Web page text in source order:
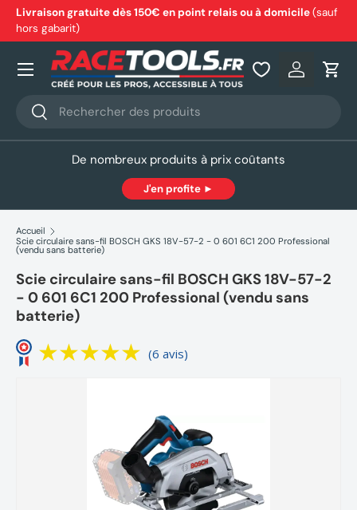
Aller au contenu
Livraison gratuite dès 150€ en point relais ou à domicile(sauf
hors gabarit)
Recherche
Rechercher
Se
Nos produits
De nombreux produits à prix coûtants
J'en profite ►
Accueil
Scie circulaire sans-fil BOSCH GKS 18V-57-2 - 0 601 6C1 200 Professional
(vendu sans batterie)
Scie circulaire sans-fil BOSCH GKS 18V-57-2
- 0 601 6C1 200 Professional (vendu sans
batterie)
(6 avis)